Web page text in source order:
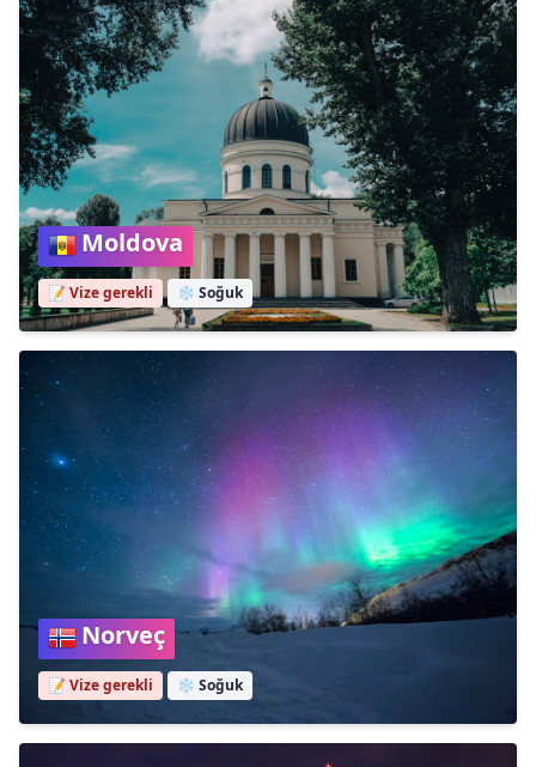
Moldova
📝 Vize gerekli ❄️ Soğuk
Norveç
📝 Vize gerekli ❄️ Soğuk